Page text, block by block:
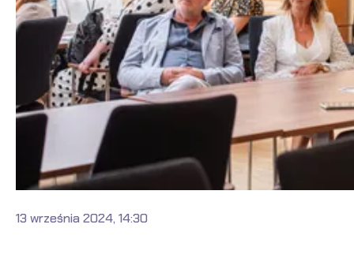
13 września 2024, 14:30